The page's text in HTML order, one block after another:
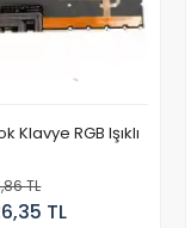
Klavye RGB Işıklı
TL
TL